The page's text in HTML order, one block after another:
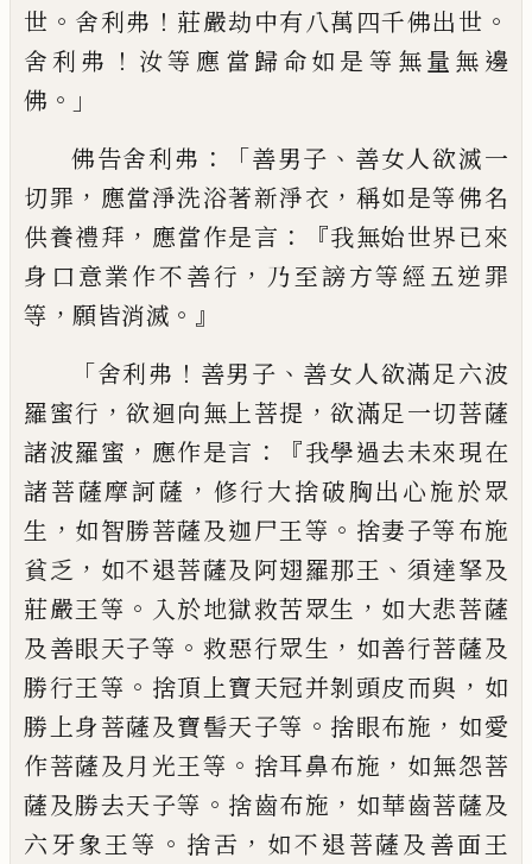
世 。 舍利弗 ！ 莊嚴劫中有八萬四千佛出世 。
舍利弗 ！ 汝等應當歸命如是等無量無邊
佛 。」
佛告舍利弗 ：「善男子 、 善女人欲滅一
切罪 ， 應當淨洗浴著新淨衣 ， 稱如是等佛名
供養禮拜 ， 應當作是言 ：『我無始世界已來
身口意業作不善行 ， 乃至謗方等經五逆罪
等 ， 願皆消滅 。』
「舍利弗 ！ 善男子 、 善女人欲滿足六波
羅蜜行 ，欲迴向無上菩提 ，欲滿足一切菩薩
諸波羅蜜 ， 應作是言 ：『我學過去未來現在
諸菩薩摩訶薩 ， 修行大捨破胸出心施於眾
生 ， 如智勝菩薩及迦尸王等 。 捨妻子等布施
貧乏 ， 如不退菩薩及阿翅羅那王 、 須達拏及
莊嚴王等 。 入於地獄救苦眾生 ， 如大悲菩薩
及善眼天子等 。 救惡行眾生 ， 如善行菩薩及
勝行王等 。 捨頂上寶天冠并剝頭皮而與 ， 如
勝上身菩薩及寶髻天子等 。 捨眼布施 ， 如愛
作菩薩及月 光王等 。 捨耳鼻布施 ， 如無怨菩
薩及勝去天子等 。 捨齒布施 ， 如華齒菩薩及
六牙象王等 。 捨舌 ， 如不退菩薩及善面王